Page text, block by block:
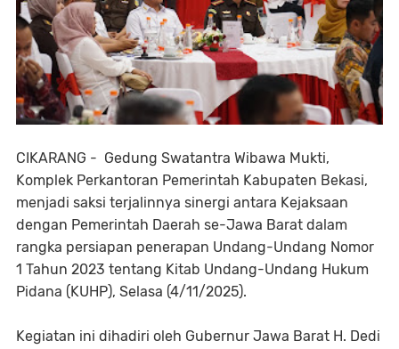
CIKARANG - Gedung Swatantra Wibawa Mukti,
Komplek Perkantoran Pemerintah Kabupaten Bekasi,
menjadi saksi terjalinnya sinergi antara Kejaksaan
dengan Pemerintah Daerah se-Jawa Barat dalam
rangka persiapan penerapan Undang-Undang Nomor
1 Tahun 2023 tentang Kitab Undang-Undang Hukum
Pidana (KUHP), Selasa (4/11/2025).
Kegiatan ini dihadiri oleh Gubernur Jawa Barat H. Dedi